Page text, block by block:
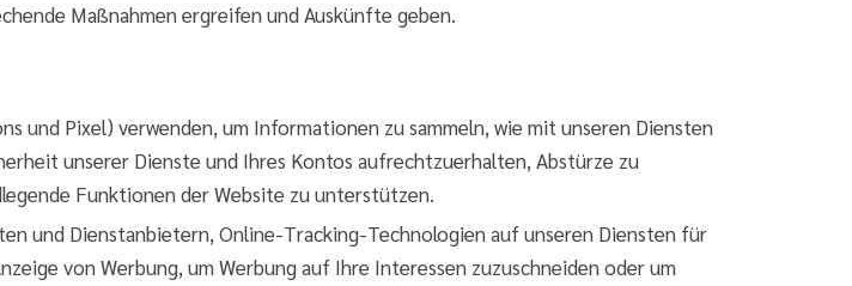
Maßnahmen ergreifen und Auskünfte geben.
und Pixel) verwenden, um Informationen zu sammeln, wie mit unseren Diensten
unserer Dienste und Ihres Kontos aufrechtzuerhalten, Abstürze zu
Funktionen der Website zu unterstützen.
und Dienstanbietern, Online-Tracking-Technologien auf unseren Diensten für
von Werbung, um Werbung auf Ihre Interessen zuzuschneiden oder um